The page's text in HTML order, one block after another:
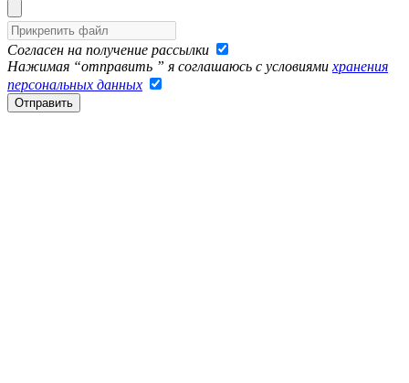
Согласен на получение рассылки
Нажимая “отправить ” я соглашаюсь с условиями хранения
персональных данных